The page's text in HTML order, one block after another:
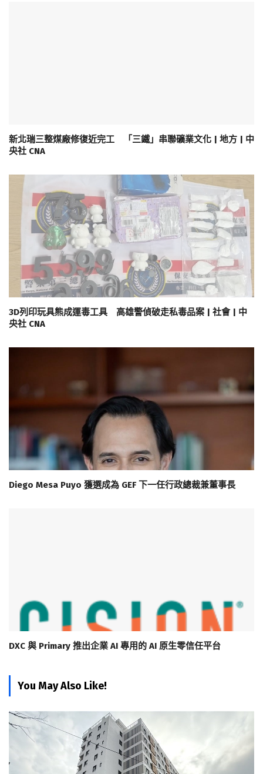
新北瑞三整煤廠修復近完工 「三鐵」串聯礦業文化 | 地方 | 中
央社 CNA
3D列印玩具熊成運毒工具 高雄警偵破走私毒品案 | 社會 | 中
央社 CNA
Diego Mesa Puyo 獲選成為 GEF 下一任行政總裁兼董事長
DXC 與 Primary 推出企業 AI 專用的 AI 原生零信任平台
You May Also Like!